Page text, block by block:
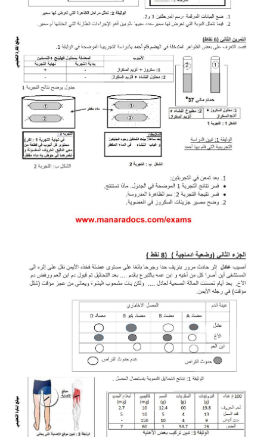
دفاتر استاذ التعليم الابتدائي
المسابقات المهنية
البحوث الجاهزة
بحوث اللغة العربية
بحوث الرياضيات
بحوث التاريخ و الجغرافيا
بحوث الفيزياء و الكيمياء
بحوث اللغة الانجليزية